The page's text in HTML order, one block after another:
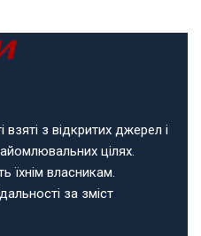
взяті з відкритих джерел і
цілях.
їхнім власникам.
за зміст